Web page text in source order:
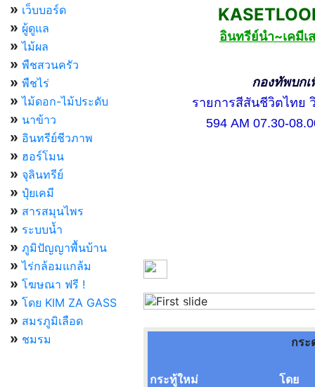
» เว็บบอร์ด
» ผู้ดูแล
» ไม้ผล
» พืชสวนครัว
» พืชไร่
» ไม้ดอก-ไม้ประดับ
» นาข้าว
» อินทรีย์ชีวภาพ
» ฮอร์โมน
» จุลินทรีย์
» ปุ๋ยเคมี
» สารสมุนไพร
» ระบบน้ำ
» ภูมิปัญญาพื้นบ้าน
» ไร่กล้อมแกล้ม
» โฆษณา ฟรี !
» โดย KIM ZA GASS
» สมรภูมิเลือด
» ชมรม
อินทรีย์นำ~เคมีเ
กองทัพบกเพื่อป
รายการสีสันชีวิตไทย วิ
594 AM 07.30-08.00
Previous
กร
กระทู้ใหม่
โดย